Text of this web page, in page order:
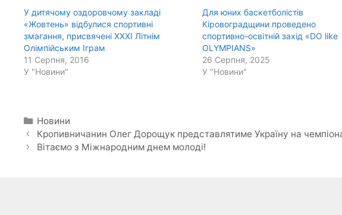
У дитячому оздоровчому закладі
«Жовтень» відбулися спортивні
змагання, присвячені XXXI Літнім
Олімпійським Іграм
11 Серпня, 2016
У "Новини"
Для юних баскетболістів
Кіровоградщини проведено
спортивно-освітній захід «DO like
OLYMPIANS»
26 Серпня, 2025
У "Новини"
Категорії
Новини
Кропивничанин Олег Дорощук представлятиме Україну на
Вітаємо з Міжнародним днем молоді!